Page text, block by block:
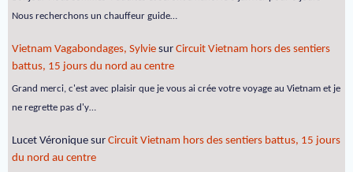
Nous recherchons un chauffeur guide…
Vietnam Vagabondages, Sylvie sur Circuit Vietnam hors des sentiers
battus, 15 jours du nord au centre
Grand merci, c'est avec plaisir que je vous ai crée votre voyage au Vietnam et je
ne regrette pas d'y…
Lucet Véronique sur Circuit Vietnam hors des sentiers battus, 15 jours
du nord au centre